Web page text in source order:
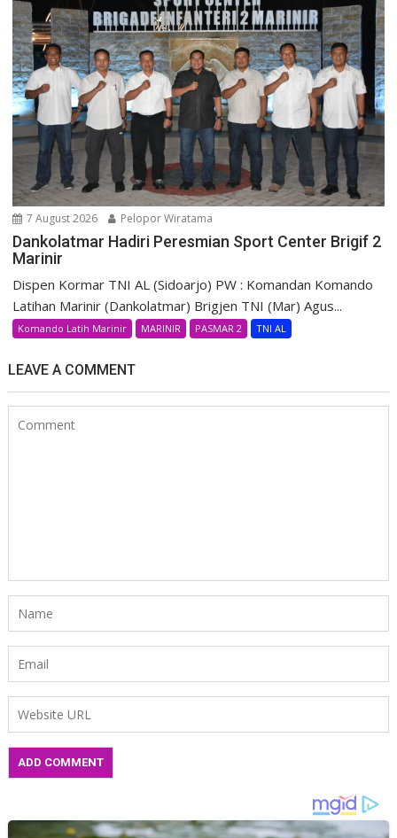
7 August 2026 Pelopor Wiratama
Dankolatmar Hadiri Peresmian Sport Center Brigif 2
Marinir
Dispen Kormar TNI AL (Sidoarjo) PW : Komandan Komando
Latihan Marinir (Dankolatmar) Brigjen TNI (Mar) Agus...
Komando Latih Marinir MARINIR PASMAR 2 TNI AL
LEAVE A COMMENT